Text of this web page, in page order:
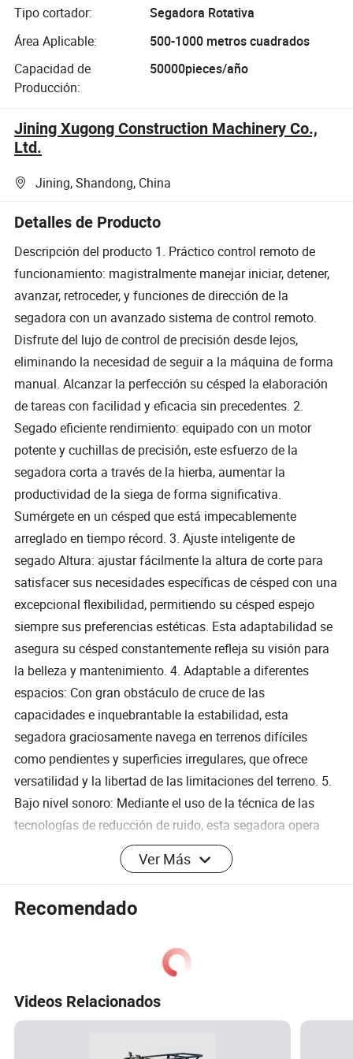
Tipo cortador:
Segadora Rotativa
Área Aplicable:
500-1000 metros cuadrados
Capacidad de
Producción:
50000pieces/año
Jining Xugong Construction Machinery Co.,
Ltd.
Jining, Shandong, China
Detalles de Producto
Descripción del producto 1. Práctico control remoto de
funcionamiento: magistralmente manejar iniciar, detener,
avanzar, retroceder, y funciones de dirección de la
segadora con un avanzado sistema de control remoto.
Disfrute del lujo de control de precisión desde lejos,
eliminando la necesidad de seguir a la máquina de forma
manual. Alcanzar la perfección su césped la elaboración
de tareas con facilidad y eficacia sin precedentes. 2.
Segado eficiente rendimiento: equipado con un motor
potente y cuchillas de precisión, este esfuerzo de la
segadora corta a través de la hierba, aumentar la
productividad de la siega de forma significativa.
Sumérgete en un césped que está impecablemente
arreglado en tiempo récord. 3. Ajuste inteligente de
segado Altura: ajustar fácilmente la altura de corte para
satisfacer sus necesidades específicas de césped con una
excepcional flexibilidad, permitiendo su césped espejo
siempre sus preferencias estéticas. Esta adaptabilidad se
asegura su césped constantemente refleja su visión para
la belleza y mantenimiento. 4. Adaptable a diferentes
espacios: Con gran obstáculo de cruce de las
capacidades e inquebrantable la estabilidad, esta
segadora graciosamente navega en terrenos difíciles
como pendientes y superficies irregulares, que ofrece
versatilidad y la libertad de las limitaciones del terreno. 5.
Bajo nivel sonoro: Mediante el uso de la técnica de las
tecnologías de reducción de ruido, esta segadora opera
con un mínimo de sonido, mantener la serenidad de su
entorno y garantizar la coexistencia pacífica con los
ambiente: como un pionero en innovación ecológica,
los cortacéspedes, la promoción de un planeta más verde
al tiempo que proporciona excelentes resultados. 7.
Seguro y fiable: Diseñado con un amplio conjunto de
características de seguridad, incluyendo los botones de
Ver Más
Recomendado
Videos Relacionados